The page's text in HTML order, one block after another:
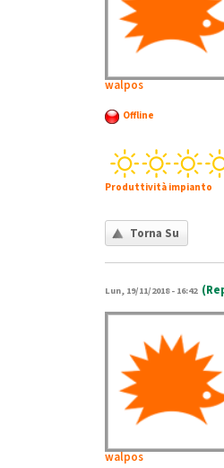
walpos
Offline
Produttività impianto
Torna Su
Lun, 19/11/2018 - 16:42
walpos